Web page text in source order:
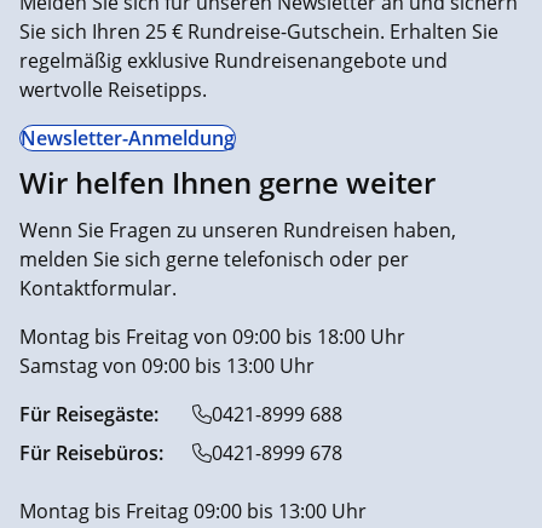
Sie sich Ihren 25 € Rundreise-Gutschein. Erhalten Sie
regelmäßig exklusive Rundreisenangebote und
wertvolle Reisetipps.
Newsletter-Anmeldung
Wir helfen Ihnen gerne weiter
Wenn Sie Fragen zu unseren Rundreisen haben,
melden Sie sich gerne telefonisch oder per
Kontaktformular.
Montag bis Freitag von 09:00 bis 18:00 Uhr
Samstag von 09:00 bis 13:00 Uhr
Für Reisegäste:
0421-8999 688
Für Reisebüros:
0421-8999 678
Montag bis Freitag 09:00 bis 13:00 Uhr